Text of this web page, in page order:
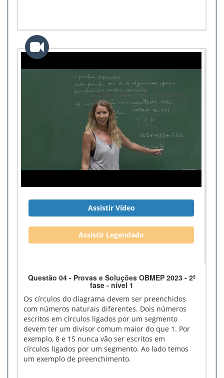
Assistir Vídeo
Assistir Legendado
Questão 04 - Provas e Soluções OBMEP 2023 - 2ª
fase - nível 1
Os círculos do diagrama devem ser preenchidos
com números naturais diferentes. Dois números
escritos em círculos ligados por um segmento
devem ter um divisor comum maior do que 1. Por
exemplo, 8 e 15 nunca vão ser escritos em
círculos ligados por um segmento. Ao lado temos
um exemplo de preenchimento.